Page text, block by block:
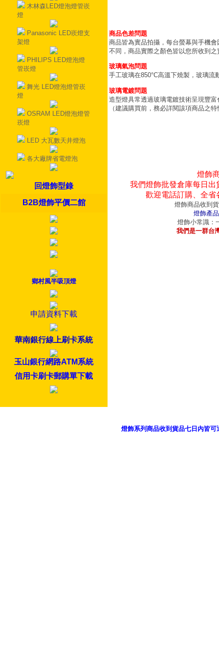
木林森LED燈泡燈管崁
燈
Panasonic LED崁燈支
架燈
PHILIPS LED燈泡燈
管崁燈
舞光 LED燈泡燈管崁
燈
OSRAM LED燈泡燈管
崁燈
LED 大瓦數天井燈泡
各大廠牌省電燈泡
回燈飾型錄
B2B燈飾平價二館
鄉村風半吸頂燈
申請資料下載
華南銀行線上刷卡系統
玉山銀行網路ATM系統
信用卡刷卡郵購單下載
商品色差問題
商品皆為實品拍攝，每台螢幕與手機
不同，商品實際之顏色皆以您所收到之
玻璃氣泡問題
手工玻璃在850°C高溫下燒製，玻璃
玻璃電鍍問題
造型燈具常透過玻璃電鍍技術呈現豐
（建議購買前，務必詳閱該項商品之
燈飾
我們燈飾批發倉庫每日
歡迎電話訂購、全
燈飾商品收到
燈飾產
燈飾小常識：
我們是一群台
燈飾系列商品收到貨品七日內皆